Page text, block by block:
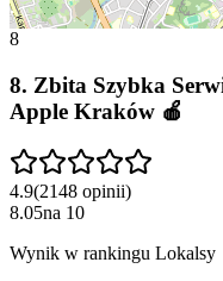
8
8. Zbita Szybka
Apple Kraków 🍎
4.9(2148 opinii)
8.05na 10
Wynik w rankingu Lokalsy